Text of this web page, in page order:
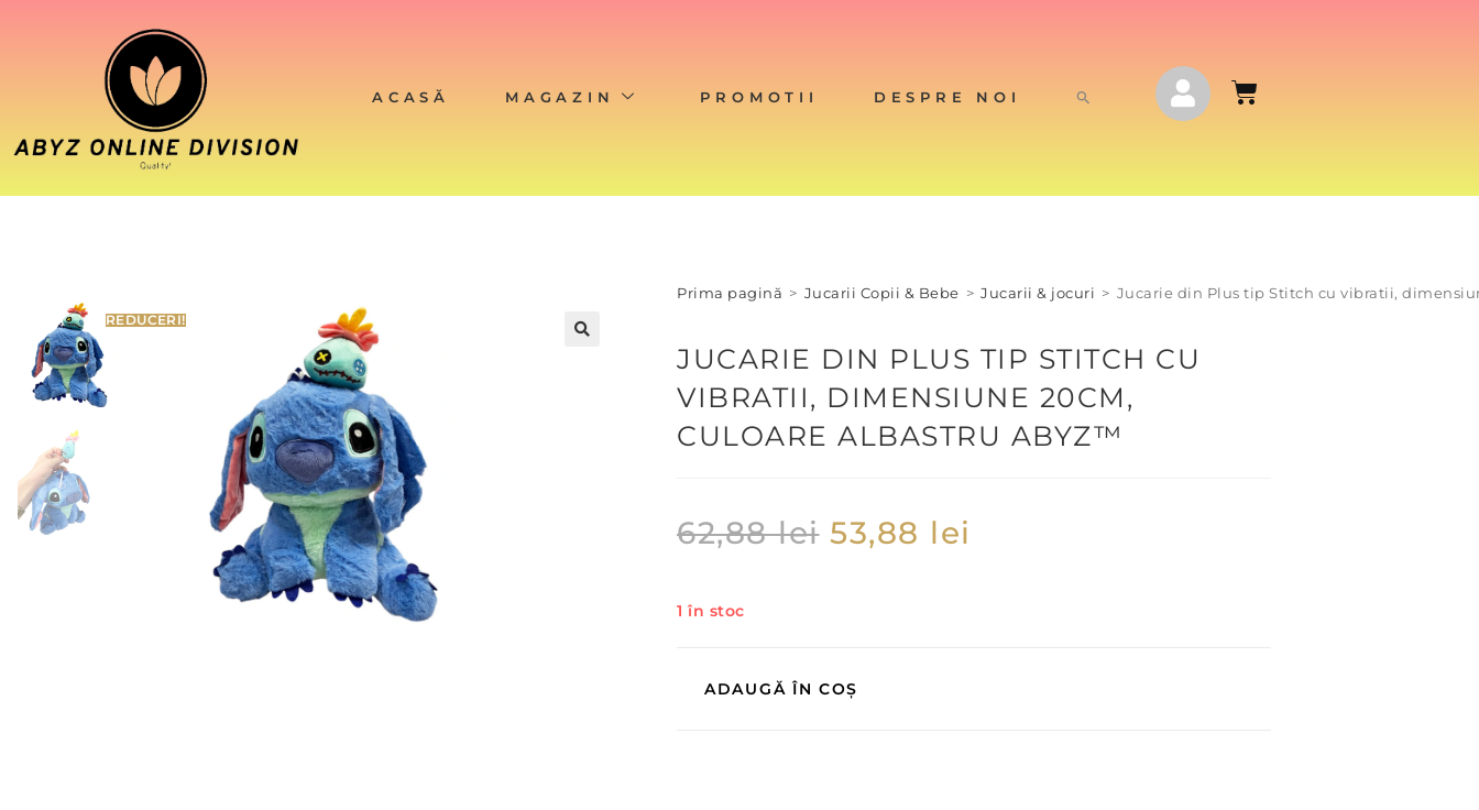
ACASĂ MAGAZIN PROMOTII DESPRE NOI
REDUCERI!
Prima pagină > Jucarii Copii & Bebe > Jucarii & jocuri > Jucarie din Plus tip Stitch cu vibratii,
JUCARIE DIN PLUS TIP STITCH CU
VIBRATII, DIMENSIUNE 20CM,
CULOARE ALBASTRU ABYZ™
62,88lei 53,88 lei
1 în stoc
ADAUGĂ ÎN COȘ